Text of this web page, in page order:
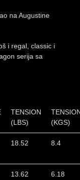
na Augustine
i regal, classic i
serija sa
TENSION
(LBS)
(KGS)
18.52 8.4
13.62 6.18